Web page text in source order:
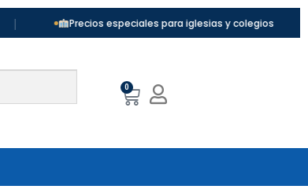
Precios especiales para iglesias y colegios |
0